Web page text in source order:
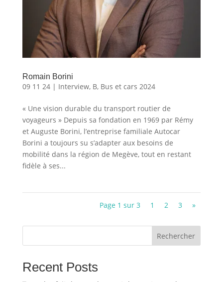
Romain Borini
09 11 24| Interview, B, Bus et cars 2024
« Une vision durable du transport routier de
voyageurs » Depuis sa fondation en 1969 par Rémy
et Auguste Borini, l’entreprise familiale Autocar
Borini a toujours su s’adapter aux besoins de
mobilité dans la région de Megève, tout en restant
fidèle à ses...
Page 1 sur 3 1 2 3 »
Rechercher
Recent Posts